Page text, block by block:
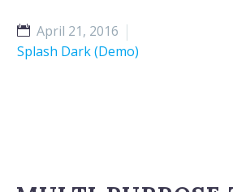
April 21, 2016
Splash Dark (Demo)